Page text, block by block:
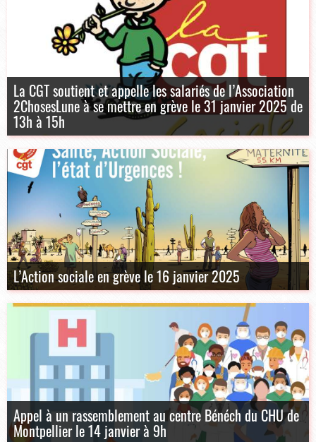
La CGT soutient et appelle les salariés de l’Association
2ChosesLune à se mettre en grève le 31 janvier 2025 de
13h à 15h
L’Action sociale en grève le 16 janvier 2025
Appel à un rassemblement au centre Bénéch du CHU de
Montpellier le 14 janvier à 9h